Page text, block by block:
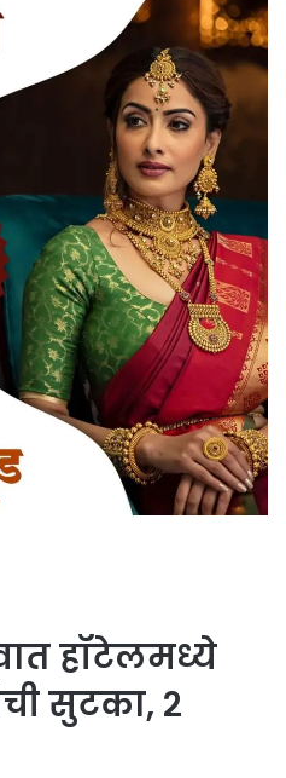
हॉटेलमध्ये
सुटका, २